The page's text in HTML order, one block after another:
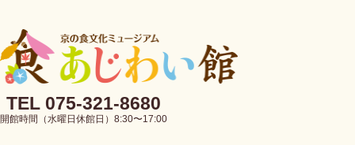
TEL 075-321-8680
開館時間（水曜日休館日）8:30〜17:00